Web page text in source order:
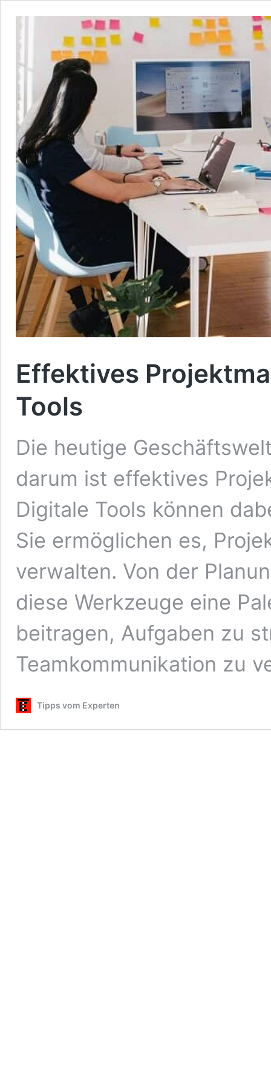
Effektives
Tools
Die heutige
darum ist effektives
Digitale Tools können
Sie ermöglichen es,
verwalten. Von der
diese Werkzeuge eine
beitragen, Aufgaben zu
Teamkommunikation zu
Tipps vom Experten